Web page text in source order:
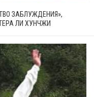
ЗАБЛУЖДЕНИЯ»,
ЛИ ХУНЧЖИ